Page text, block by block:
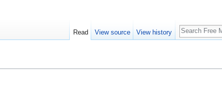
Read View source View history
Search